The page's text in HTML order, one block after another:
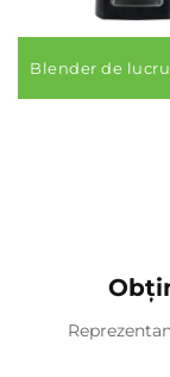
Blender de lucru